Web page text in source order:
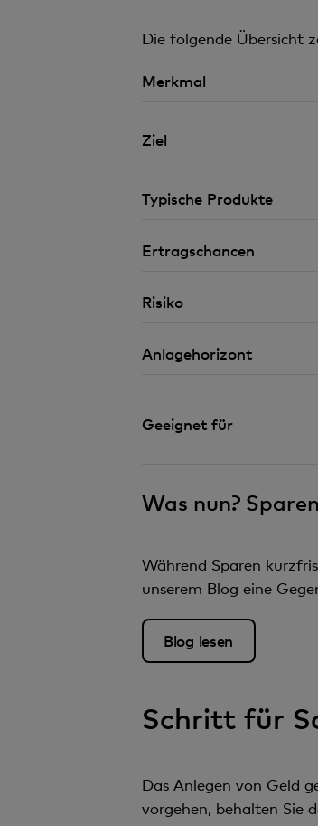
Die folgende Übersicht
Merkmal
Ziel
Typische Produkte
Ertragschancen
Risiko
Anlagehorizont
Geeignet für
Was nun?
Während Sparen
unserem Blog eine
Blog lesen
Schritt für
Das Anlegen von Geld
vorgehen, behalten Sie